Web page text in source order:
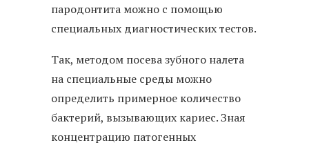
пародонтита можно с помощью
специальных диагностических тестов.
Так, методом посева зубного налета
на специальные среды можно
определить примерное количество
бактерий, вызывающих кариес. Зная
концентрацию патогенных